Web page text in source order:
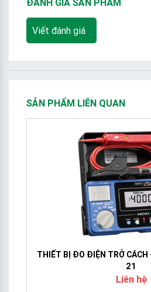
ĐÁNH GIÁ SẢN PHẨM
Viết đánh giá
SẢN PHẨM LIÊN QUAN
THIẾT BỊ ĐO ĐIỆN TRỞ
21
Liên hệ